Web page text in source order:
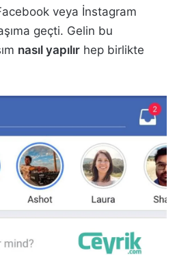
veya İnstagram
geçti. Gelin bu
nasıl yapılır hep birlikte